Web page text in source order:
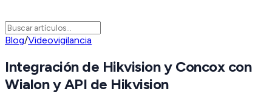
Blog/Videovigilancia
Integración de Hikvision y Concox con
Wialon y API de Hikvision